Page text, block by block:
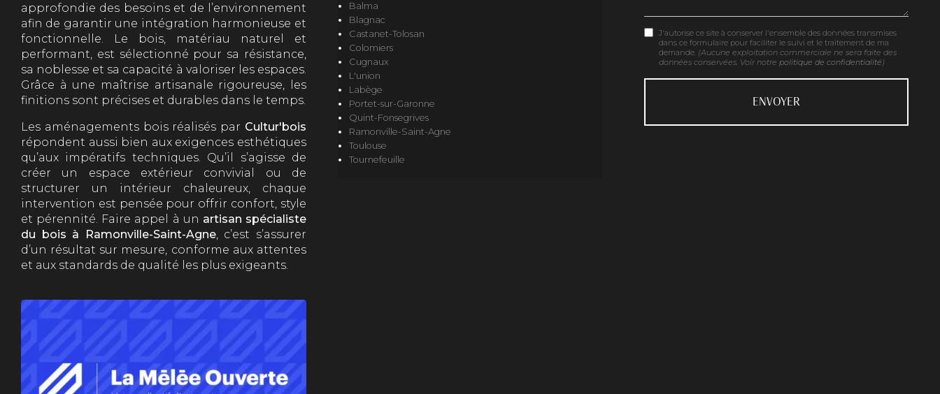
approfondie des besoins et de l’environnement
afin de garantir une intégration harmonieuse et
fonctionnelle. Le bois, matériau naturel et
performant, est sélectionné pour sa résistance,
sa noblesse et sa capacité à valoriser les espaces.
Grâce à une maîtrise artisanale rigoureuse, les
finitions sont précises et durables dans le temps.
Les aménagements bois réalisés par Cultur'bois
répondent aussi bien aux exigences esthétiques
qu’aux impératifs techniques. Qu’il s’agisse de
créer un espace extérieur convivial ou de
structurer un intérieur chaleureux, chaque
intervention est pensée pour offrir confort, style
et pérennité. Faire appel à un artisan spécialiste
du bois à Ramonville-Saint-Agne, c’est s’assurer
d’un résultat sur mesure, conforme aux attentes
et aux standards de qualité les plus exigeants.
Balma
Blagnac
Castanet-Tolosan
Colomiers
Cugnaux
L'union
Labège
Portet-sur-Garonne
Quint-Fonsegrives
Ramonville-Saint-Agne
Toulouse
Tournefeuille
J'autorise ce site à conserver l'ensemble des données transmises
dans ce formulaire pour faciliter le suivi et le traitement de ma
demande. (Aucune exploitation commerciale ne sera faite des
données conservées. Voir notre politique de confidentialité )